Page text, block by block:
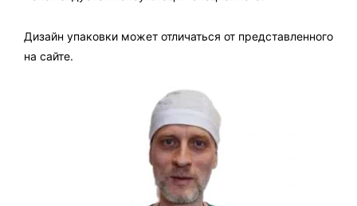
Дизайн упаковки может отличаться от представленного
на сайте.